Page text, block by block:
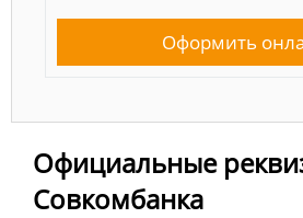
Оформить
Официальные
Совкомбанка